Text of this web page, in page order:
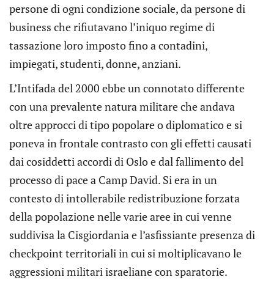
persone di ogni condizione sociale, da persone di
business che rifiutavano l’iniquo regime di
tassazione loro imposto fino a contadini,
impiegati, studenti, donne, anziani.
L’Intifada del 2000 ebbe un connotato differente
con una prevalente natura militare che andava
oltre approcci di tipo popolare o diplomatico e si
poneva in frontale contrasto con gli effetti causati
dai cosiddetti accordi di Oslo e dal fallimento del
processo di pace a Camp David. Si era in un
contesto di intollerabile redistribuzione forzata
della popolazione nelle varie aree in cui venne
suddivisa la Cisgiordania e l’asfissiante presenza di
checkpoint territoriali in cui si moltiplicavano le
aggressioni militari israeliane con sparatorie.